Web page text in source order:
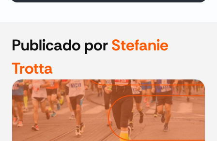
Publicado porStefanie
Trotta